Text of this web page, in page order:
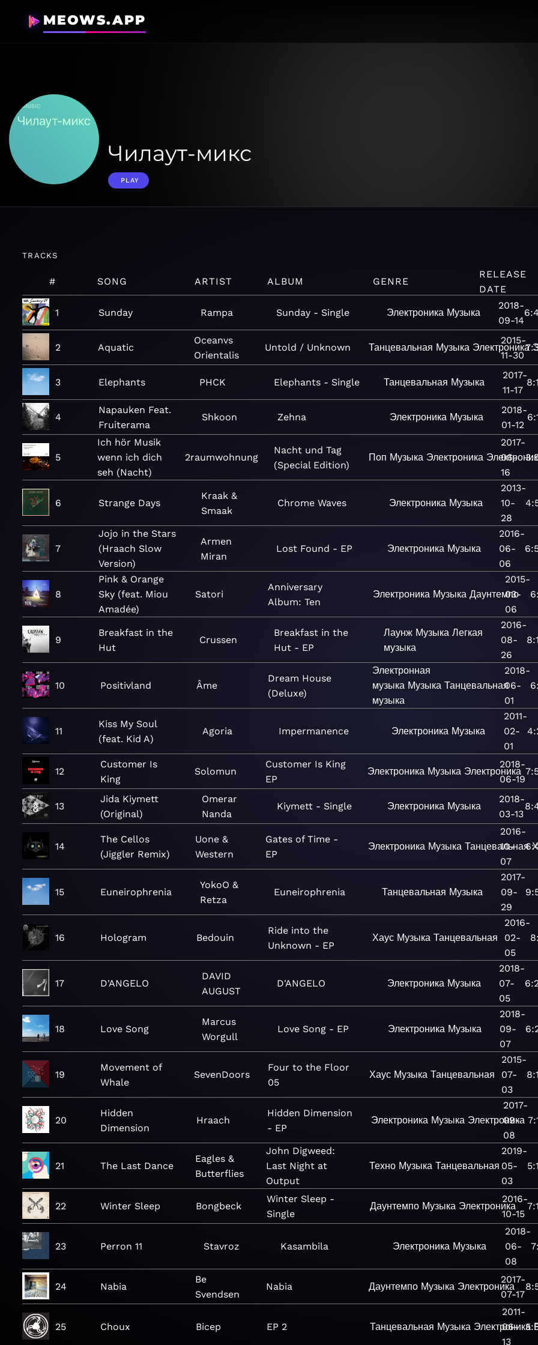
MEOWS.APP
Чилаут-микс
PLAY
TRACKS
# SONG ARTIST ALBUM GENRE
RELEASE
DATE
1 Sunday Rampa Sunday - Single Электроника Музыка
2018-
09-14
2 Aquatic
Oceanvs
Orientalis
Untold / Unknown Танцевальная Музыка Электроника
2015-
11-30
3 Elephants PHCK Elephants - Single Танцевальная Музыка
2017-
11-17
4
Napauken Feat.
Fruiterama
Shkoon Zehna Электроника Музыка
2018-
01-12
5
Ich hör Musik
wenn ich dich
seh (Nacht)
2raumwohnung
Nacht und Tag
(Special Edition)
Поп Музыка Электроника
2017-
06-
16
6 Strange Days
Kraak &
Smaak
Chrome Waves Электроника Музыка
2013-
10-
28
7
Jojo in the Stars
(Hraach Slow
Version)
Armen
Miran
Lost Found - EP Электроника Музыка
2016-
06-
06
8
Pink & Orange
Sky (feat. Miou
Amadée)
Satori
Anniversary
Album: Ten
Электроника Музыка Даунтемпо
2015-
03-
06
9
Breakfast in the
Hut
Crussen
Breakfast in the
Hut - EP
Лаунж Музыка Легкая
музыка
2016-
08-
26
10 Positivland Âme
Dream House
(Deluxe)
Электронная
музыка Музыка Танцевальная
музыка
2018-
06-
01
11
Kiss My Soul
(feat. Kid A)
Agoria Impermanence Электроника Музыка
2011-
02-
01
12
Customer Is
King
Solomun
Customer Is King
EP
Электроника Музыка Электроника
2018-
06-19
13
Jida Kiymett
(Original)
Omerar
Nanda
Kiymett - Single Электроника Музыка
2018-
03-13
14
The Cellos
(Jiggler Remix)
Uone &
Western
Gates of Time -
EP
Электроника Музыка Танцевальная
2016-
10-
07
15 Euneirophrenia
YokoO &
Retza
Euneirophrenia Танцевальная Музыка
2017-
09-
29
16 Hologram Bedouin
Ride into the
Unknown - EP
Хаус Музыка Танцевальная
2016-
02-
05
17 D'ANGELO
DAVID
AUGUST
D'ANGELO Электроника Музыка
2018-
07-
05
18 Love Song
Marcus
Worgull
Love Song - EP Электроника Музыка
2018-
09-
07
19
Movement of
Whale
SevenDoors
Four to the Floor
05
Хаус Музыка Танцевальная
2015-
07-
03
20
Hidden
Dimension
Hraach
Hidden Dimension
- EP
Электроника Музыка Электроника
2017-
09-
08
21 The Last Dance
Eagles &
Butterflies
John Digweed:
Last Night at
Output
Техно Музыка Танцевальная
2019-
05-
03
22 Winter Sleep Bongbeck
Winter Sleep -
Single
Даунтемпо Музыка Электроника
2016-
10-15
23 Perron 11 Stavroz Kasambila Электроника Музыка
2018-
06-
08
24 Nabia
Be
Svendsen
Nabia Даунтемпо Музыка Электроника
2017-
07-17
25 Choux Bicep EP 2 Танцевальная Музыка Электроника
2011-
06-
13